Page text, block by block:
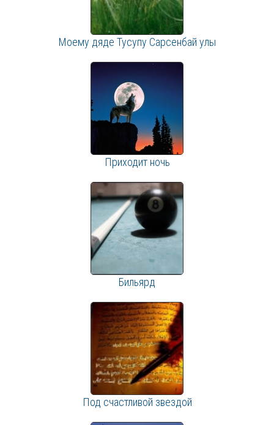
Моему дяде Тусупу Сарсенбай улы
Приходит ночь
Бильярд
Под счастливой звездой